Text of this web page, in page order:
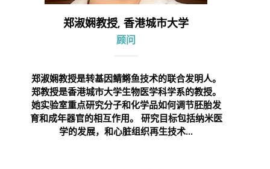
郑淑娴教授, 香港城市大学
顾问
郑淑娴教授是转基因鲭鳉鱼技术的联合发明人。
郑教授是香港城市大学生物医学科学系的教授。
她实验室重点研究分子和化学品如何调节胚胎发
育和成年器官的相互作用。 研究目标包括纳米医
学的发展，和心脏组织再生技术...